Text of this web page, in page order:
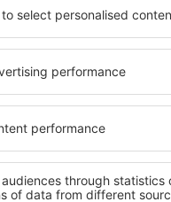
park Villarrica
Hotely in Nayarit